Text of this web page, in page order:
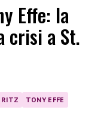
Effe: la
crisi a St.
TONY EFFE